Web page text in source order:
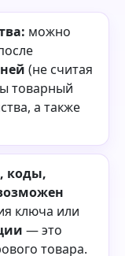
можно
(не считая
товарный
а также
коды,
ключа или
— это
товара.